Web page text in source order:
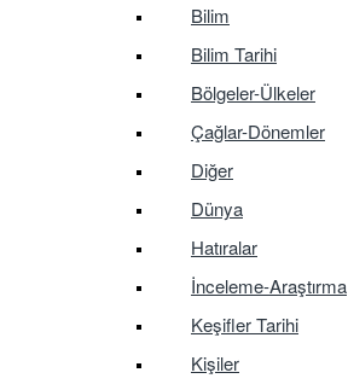
Bilim
Bilim Tarihi
Bölgeler-Ülkeler
Çağlar-Dönemler
Diğer
Dünya
Hatıralar
İnceleme-Araştırma
Keşifler Tarihi
Kişiler